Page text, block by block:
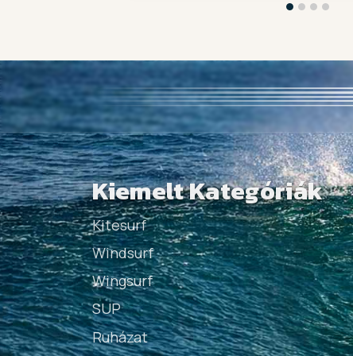
Kiemelt Kategóriák
Kitesurf
Windsurf
Wingsurf
SUP
Ruházat